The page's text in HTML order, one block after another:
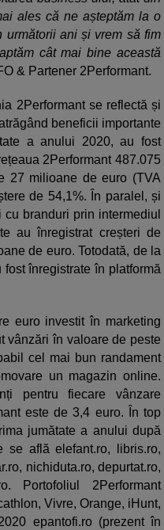
ales că ne așteptăm la o
următorii ani și vrem să fim
cât mai bine această
& Partener 2Performant.
2Performant se reflectă și
beneficii importante
a anului 2020, au fost
2Performant 487.075
27 milioane de euro (TVA
de 54,1%. În paralel, și
branduri prin intermediul
au înregistrat creșteri de
de euro. Totodată, de la
înregistrate în platformă
euro investit în marketing
vânzări în valoare de peste
cel mai bun randament
un magazin online.
pentru fiecare vânzare
este de 3,4 euro. În top
jumătate a anului după
se află elefant.ro, libris.ro,
nichiduta.ro, depurtat.ro,
Portofoliul 2Performant
Vivre, Orange, iHunt,
epantofi.ro (prezent în